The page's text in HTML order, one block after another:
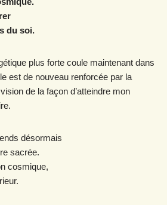
du soi.
plus forte coule maintenant dans
est de nouveau renforcée par la
de la façon d’atteindre mon
désormais
sacrée.
cosmique,